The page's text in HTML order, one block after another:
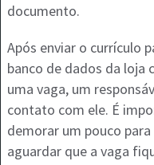
documento.
Após enviar o currículo
banco de dados da loja
uma vaga, um
contato com ele. É
demorar um pouco
aguardar que a vaga